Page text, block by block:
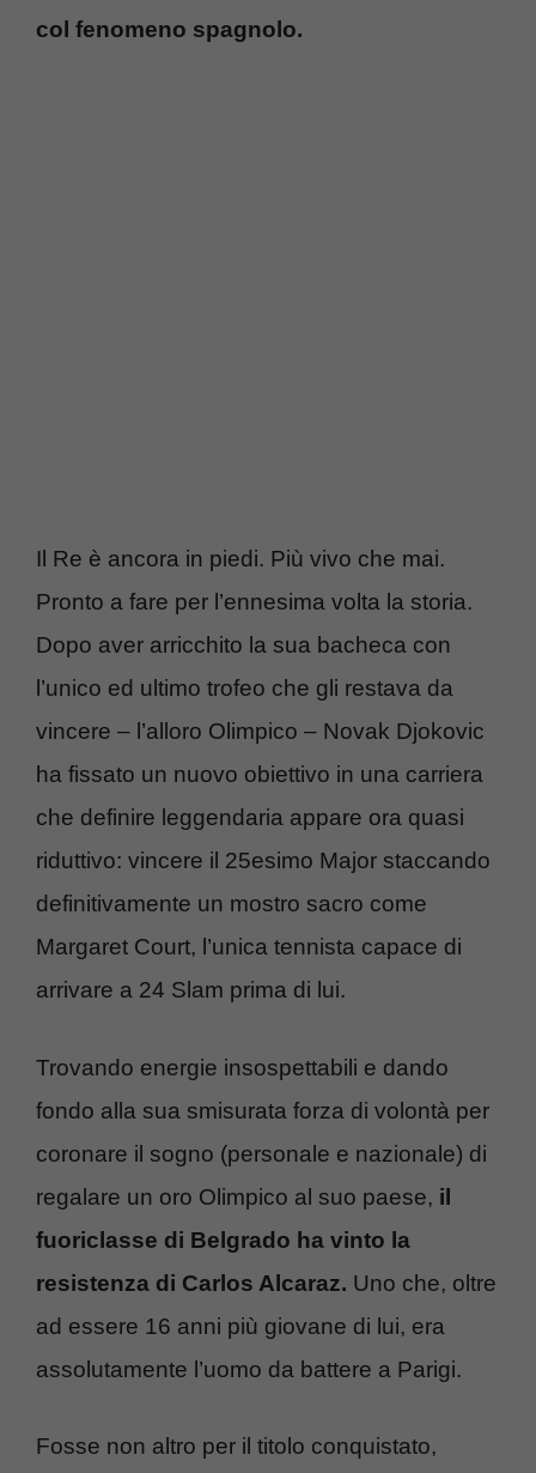
col fenomeno spagnolo.
Il Re è ancora in piedi. Più vivo che mai.
Pronto a fare per l’ennesima volta la storia.
Dopo aver arricchito la sua bacheca con
l’unico ed ultimo trofeo che gli restava da
vincere – l’alloro Olimpico – Novak Djokovic
ha fissato un nuovo obiettivo in una carriera
che definire leggendaria appare ora quasi
riduttivo: vincere il 25esimo Major staccando
definitivamente un mostro sacro come
Margaret Court, l’unica tennista capace di
arrivare a 24 Slam prima di lui.
Trovando energie insospettabili e dando
fondo alla sua smisurata forza di volontà per
coronare il sogno (personale e nazionale) di
regalare un oro Olimpico al suo paese, il
fuoriclasse di Belgrado ha vinto la
resistenza di Carlos Alcaraz. Uno che, oltre
ad essere 16 anni più giovane di lui, era
assolutamente l’uomo da battere a Parigi.
Fosse non altro per il titolo conquistato,